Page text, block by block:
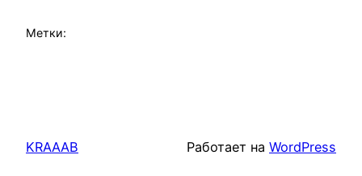
Метки:
KRAAAB Работает на WordPress